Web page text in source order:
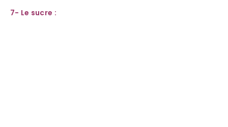
7- Le sucre :